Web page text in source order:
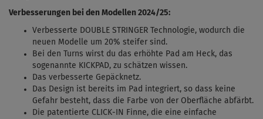
Verbesserungen bei den Modellen 2024/25:
Verbesserte DOUBLE STRINGER Technologie, wodurch die
neuen Modelle um 20% steifer sind.
Bei den Turns wirst du das erhöhte Pad am Heck, das
sogenannte KICKPAD, zu schätzen wissen.
Das verbesserte Gepäcknetz.
Das Design ist bereits im Pad integriert, so dass keine
Gefahr besteht, dass die Farbe von der Oberfläche abfärbt.
Die patentierte CLICK-IN Finne, die eine einfache